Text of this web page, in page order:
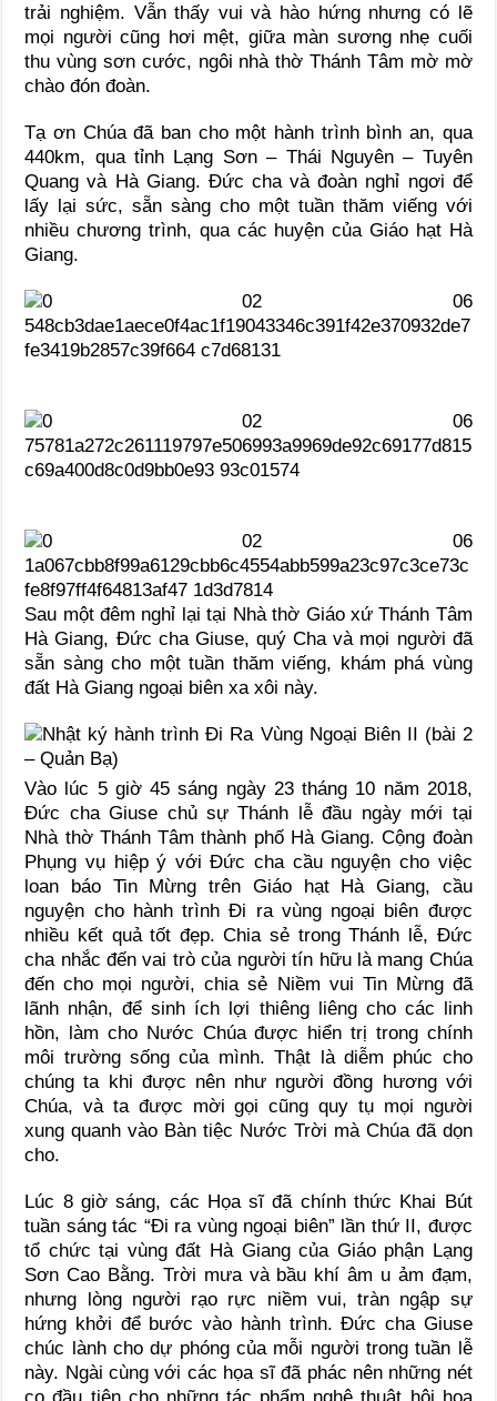
trải nghiệm. Vẫn thấy vui và hào hứng nhưng có lẽ
mọi người cũng hơi mệt, giữa màn sương nhẹ cuối
thu vùng sơn cước, ngôi nhà thờ Thánh Tâm mờ mờ
chào đón đoàn.
Tạ ơn Chúa đã ban cho một hành trình bình an, qua
440km, qua tỉnh Lạng Sơn – Thái Nguyên – Tuyên
Quang và Hà Giang. Đức cha và đoàn nghỉ ngơi để
lấy lại sức, sẵn sàng cho một tuần thăm viếng với
nhiều chương trình, qua các huyện của Giáo hạt Hà
Giang.
Sau một đêm nghỉ lại tại Nhà thờ Giáo xứ Thánh Tâm
Hà Giang, Đức cha Giuse, quý Cha và mọi người đã
sẵn sàng cho một tuần thăm viếng, khám phá vùng
đất Hà Giang ngoại biên xa xôi này.
Vào lúc 5 giờ 45 sáng ngày 23 tháng 10 năm 2018,
Đức cha Giuse chủ sự Thánh lễ đầu ngày mới tại
Nhà thờ Thánh Tâm thành phố Hà Giang. Cộng đoàn
Phụng vụ hiệp ý với Đức cha cầu nguyện cho việc
loan báo Tin Mừng trên Giáo hạt Hà Giang, cầu
nguyện cho hành trình Đi ra vùng ngoại biên được
nhiều kết quả tốt đẹp. Chia sẻ trong Thánh lễ, Đức
cha nhắc đến vai trò của người tín hữu là mang Chúa
đến cho mọi người, chia sẻ Niềm vui Tin Mừng đã
lãnh nhận, để sinh ích lợi thiêng liêng cho các linh
hồn, làm cho Nước Chúa được hiển trị trong chính
môi trường sống của mình. Thật là diễm phúc cho
chúng ta khi được nên như người đồng hương với
Chúa, và ta được mời gọi cũng quy tụ mọi người
xung quanh vào Bàn tiệc Nước Trời mà Chúa đã dọn
cho.
Lúc 8 giờ sáng, các Họa sĩ đã chính thức Khai Bút
tuần sáng tác “Đi ra vùng ngoại biên” lần thứ II, được
tổ chức tại vùng đất Hà Giang của Giáo phận Lạng
Sơn Cao Bằng. Trời mưa và bầu khí âm u ảm đạm,
nhưng lòng người rạo rực niềm vui, tràn ngập sự
hứng khởi để bước vào hành trình. Đức cha Giuse
chúc lành cho dự phóng của mỗi người trong tuần lễ
này. Ngài cùng với các họa sĩ đã phác nên những nét
cọ đầu tiên cho những tác phẩm nghệ thuật hội họa